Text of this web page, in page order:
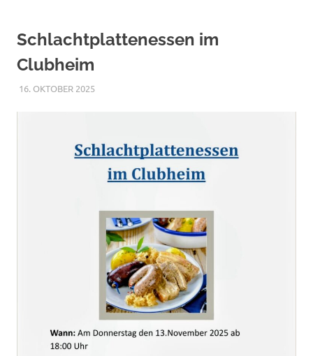
Schlachtplattenessen im
Clubheim
16. OKTOBER 2025RAPHAEL RIESTERER
ALLGEMEIN